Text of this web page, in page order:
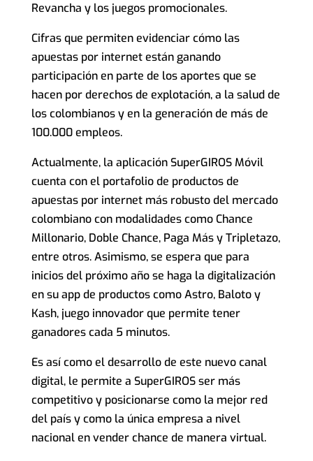
Revancha y los juegos promocionales.
Cifras que permiten evidenciar cómo las
apuestas por internet están ganando
participación en parte de los aportes que se
hacen por derechos de explotación, a la salud de
los colombianos y en la generación de más de
100.000 empleos.
Actualmente, la aplicación SuperGIROS Móvil
cuenta con el portafolio de productos de
apuestas por internet más robusto del mercado
colombiano con modalidades como Chance
Millonario, Doble Chance, Paga Más y Tripletazo,
entre otros. Asimismo, se espera que para
inicios del próximo año se haga la digitalización
en su app de productos como Astro, Baloto y
Kash, juego innovador que permite tener
ganadores cada 5 minutos.
Es así como el desarrollo de este nuevo canal
digital, le permite a SuperGIROS ser más
competitivo y posicionarse como la mejor red
del país y como la única empresa a nivel
nacional en vender chance de manera virtual.